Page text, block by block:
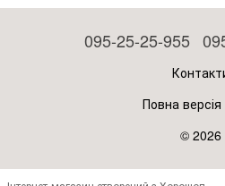
095-25-25-955
Повна
© 2026